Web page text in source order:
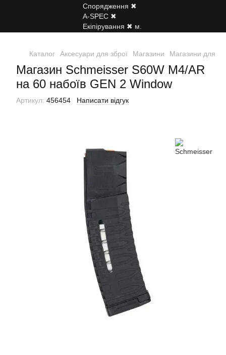
Каталог Аксесуари для зброї Магазини Магазини для
Магазин Schmeisser S60W M4/AR
на 60 набоїв GEN 2 Window
Артикул: 456454 Написати відгук